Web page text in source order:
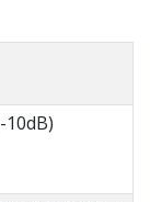
10dB)